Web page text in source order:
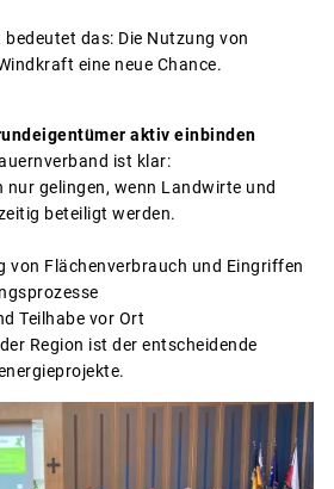
das: Die Nutzung von
eine neue Chance.
aktiv einbinden
ist klar:
nur gelingen, wenn Landwirte und
beteiligt werden.
Flächenverbrauch und Eingriffen
Teilhabe vor Ort
Region ist der entscheidende